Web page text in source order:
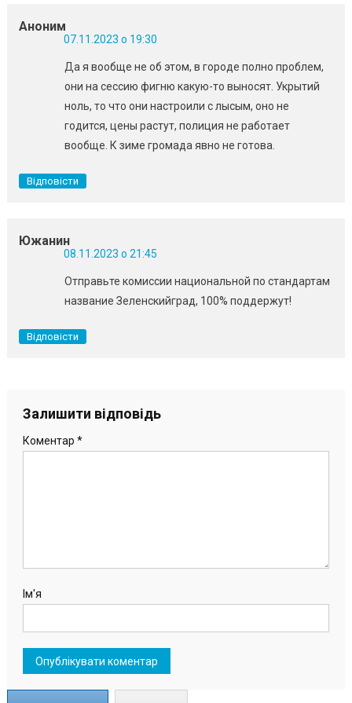
Аноним
07.11.2023 о 19:30
Да я вообще не об этом, в городе полно проблем,
они на сессию фигню какую-то выносят. Укрытий
ноль, то что они настроили с лысым, оно не
годится, цены растут, полиция не работает
вообще. К зиме громада явно не готова.
Відповісти
Южанин
08.11.2023 о 21:45
Отправьте комиссии национальной по стандартам
название Зеленскийград, 100% поддержут!
Відповісти
Залишити відповідь
Коментар *
Ім'я